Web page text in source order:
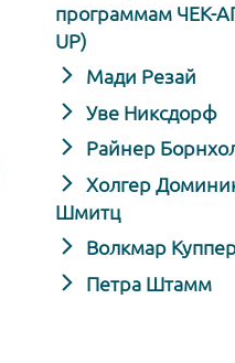
программам ЧЕК-
UP)
Мади Резай
Уве Никсдорф
Райнер
Холгер
Шмитц
Волкмар
Петра Штамм